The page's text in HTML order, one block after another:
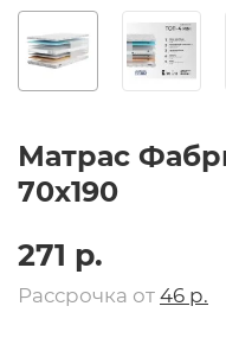
Матрас
70х190
271 р.
Рассрочка от 46 р.